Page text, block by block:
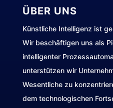
ÜBER UNS
Künstliche Intelligenz ist
Wir beschäftigen uns als
intelligenter
unterstützen wir
Wesentliche zu
dem technologischen